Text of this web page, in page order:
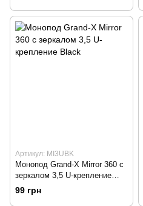
Артикул: MI3UBK
Монопод Grand-X Mirror 360 с
зеркалом 3,5 U-крепление
Black
99 грн